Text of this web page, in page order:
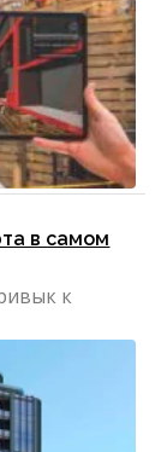
в самом
к